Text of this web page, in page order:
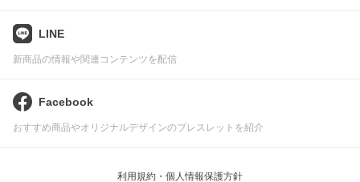
LINE
新商品の情報や関連コンテンツを配信
Facebook
おすすめ商品やオリジナルデザインのブレスレットを紹介
利用規約・個人情報保護方針